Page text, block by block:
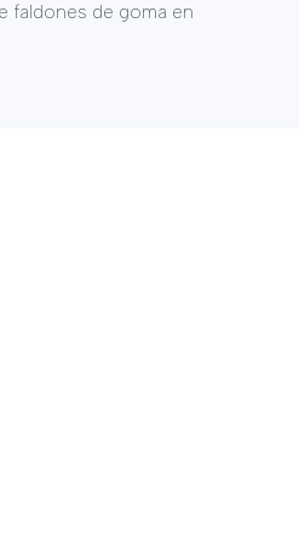
faldones de goma en